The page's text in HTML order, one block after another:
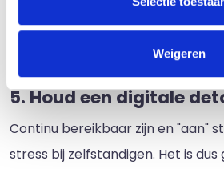
Weigeren
belangrijk om afspraken te maken
spoedgevallen en hoe je in dat
5. Houd een digitale
Continu bereikbaar zijn en "aan"
stress bij zelfstandigen. Het is dus